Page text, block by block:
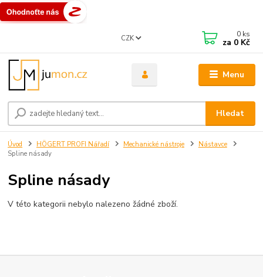
Menu
CZK
Hledat
0 ks
za 0 Kč
Úvod HÖGERT PROFI Nářadí Mechanické nástroje
Nástavce
Spline násady
Spline násady
V této kategorii nebylo nalezeno žádné zboží.